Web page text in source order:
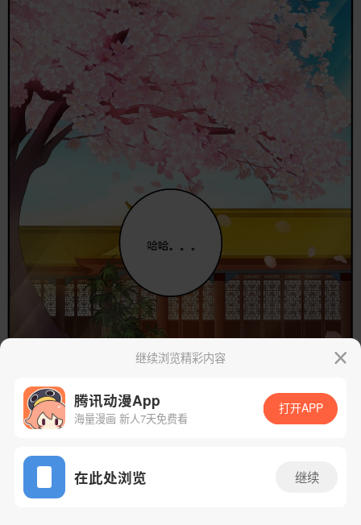
App免费看
继续浏览精彩内容
腾讯动漫App
海量漫画 新人7天免费看
打开APP
在此处浏览 继续